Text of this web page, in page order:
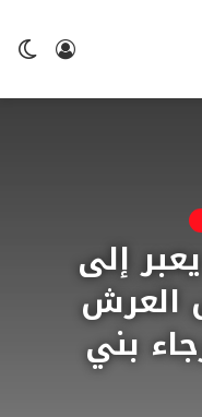
تسجيل
إلى
العرش
بني